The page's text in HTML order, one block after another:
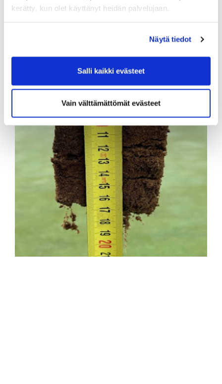
kerätty, kun olet käyttänyt heidän palvelujaan.
Näytä tiedot
Salli kaikki evästeet
Vain välttämättömät evästeet